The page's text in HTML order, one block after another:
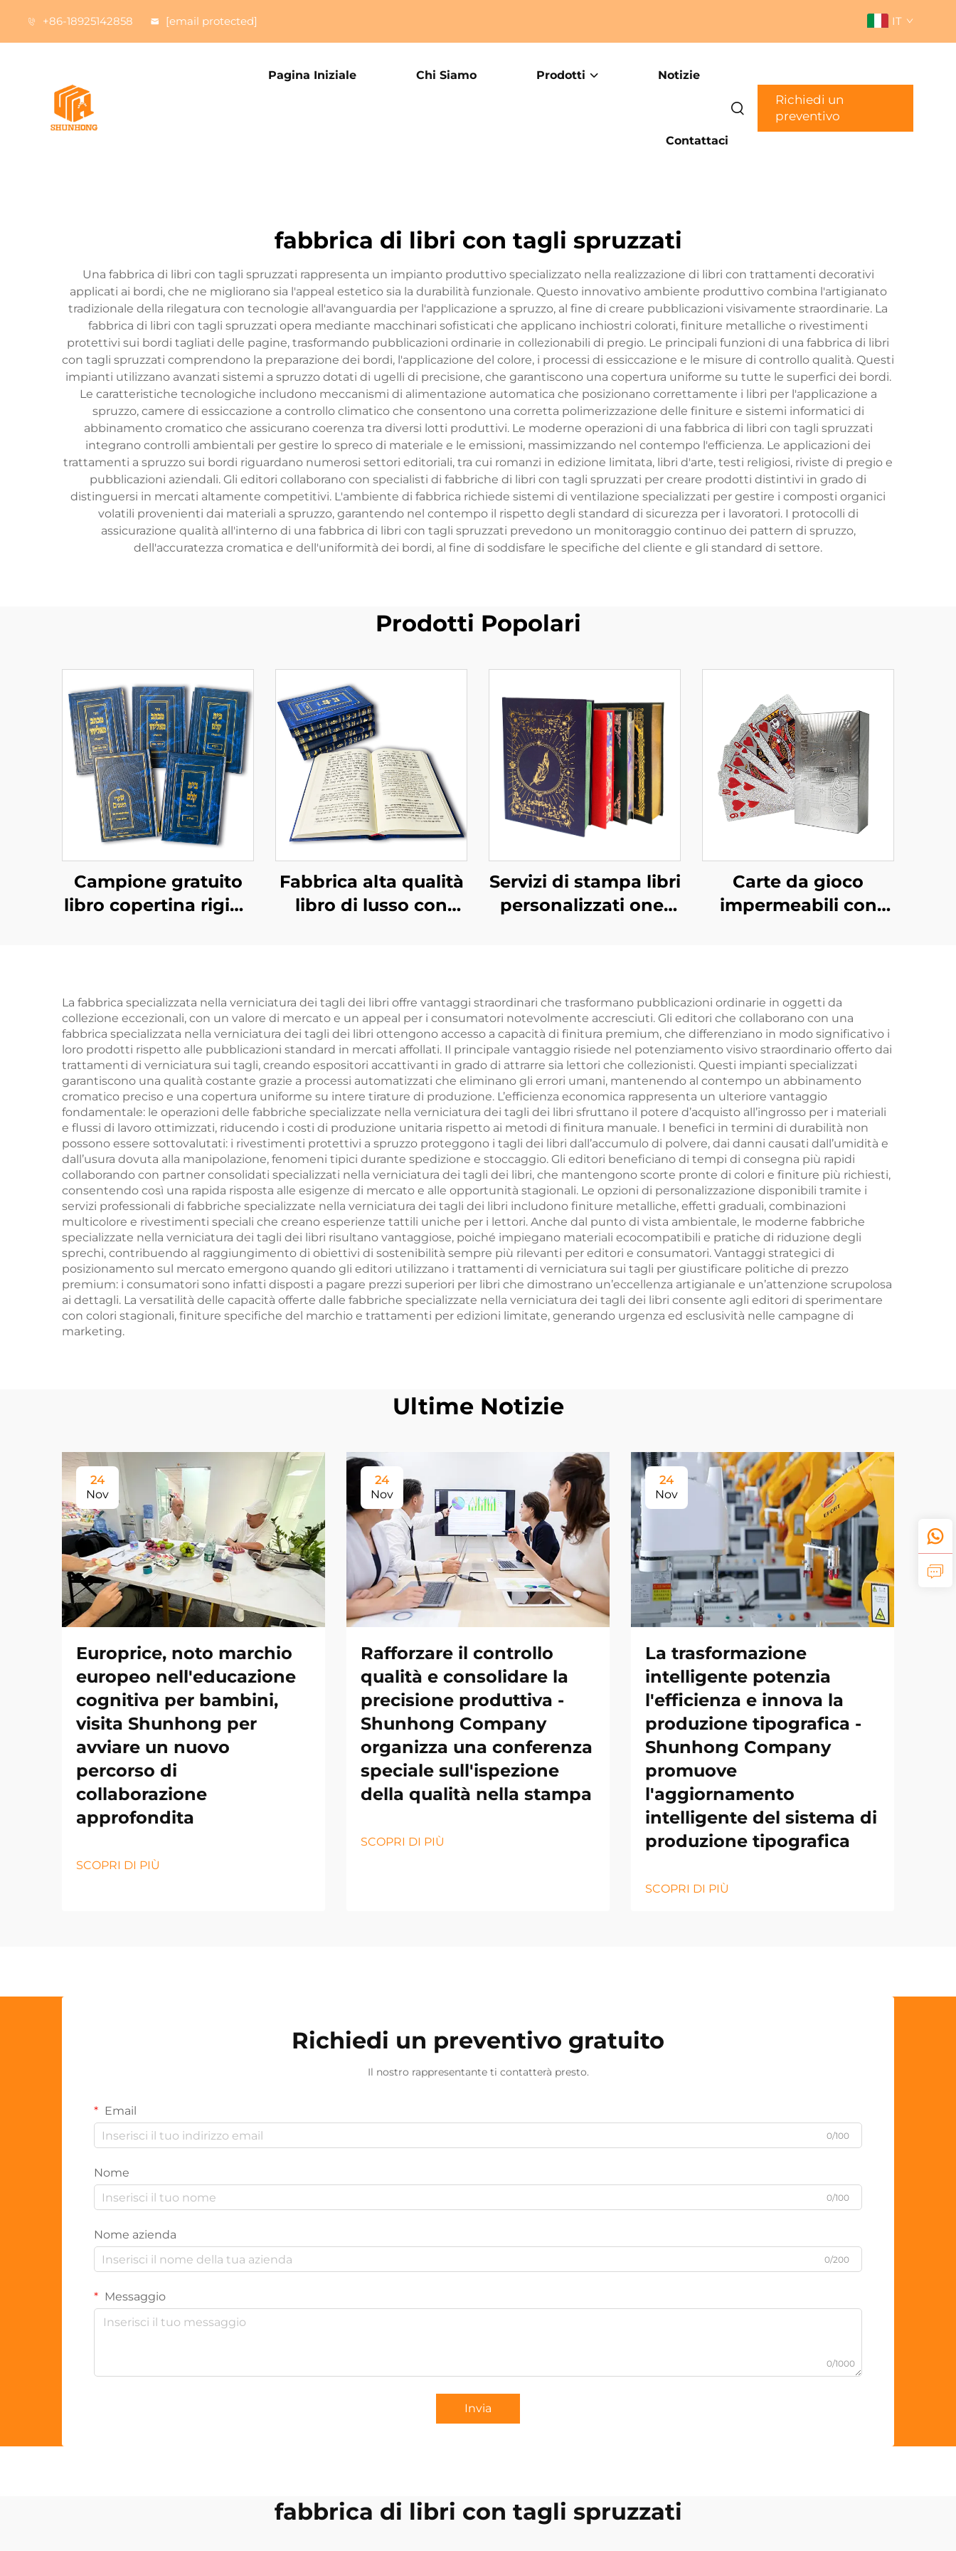
+86-18925142858 [email protected] IT
Pagina Iniziale Chi Siamo Prodotti Notizie
Contattaci
Richiedi un
preventivo
fabbrica di libri con tagli spruzzati
Una fabbrica di libri con tagli spruzzati rappresenta un impianto produttivo specializzato nella realizzazione di libri con trattamenti decorativi
applicati ai bordi, che ne migliorano sia l'appeal estetico sia la durabilità funzionale. Questo innovativo ambiente produttivo combina l'artigianato
tradizionale della rilegatura con tecnologie all'avanguardia per l'applicazione a spruzzo, al fine di creare pubblicazioni visivamente straordinarie. La
fabbrica di libri con tagli spruzzati opera mediante macchinari sofisticati che applicano inchiostri colorati, finiture metalliche o rivestimenti
protettivi sui bordi tagliati delle pagine, trasformando pubblicazioni ordinarie in collezionabili di pregio. Le principali funzioni di una fabbrica di libri
con tagli spruzzati comprendono la preparazione dei bordi, l'applicazione del colore, i processi di essiccazione e le misure di controllo qualità. Questi
impianti utilizzano avanzati sistemi a spruzzo dotati di ugelli di precisione, che garantiscono una copertura uniforme su tutte le superfici dei bordi.
Le caratteristiche tecnologiche includono meccanismi di alimentazione automatica che posizionano correttamente i libri per l'applicazione a
spruzzo, camere di essiccazione a controllo climatico che consentono una corretta polimerizzazione delle finiture e sistemi informatici di
abbinamento cromatico che assicurano coerenza tra diversi lotti produttivi. Le moderne operazioni di una fabbrica di libri con tagli spruzzati
integrano controlli ambientali per gestire lo spreco di materiale e le emissioni, massimizzando nel contempo l'efficienza. Le applicazioni dei
trattamenti a spruzzo sui bordi riguardano numerosi settori editoriali, tra cui romanzi in edizione limitata, libri d'arte, testi religiosi, riviste di pregio e
pubblicazioni aziendali. Gli editori collaborano con specialisti di fabbriche di libri con tagli spruzzati per creare prodotti distintivi in grado di
distinguersi in mercati altamente competitivi. L'ambiente di fabbrica richiede sistemi di ventilazione specializzati per gestire i composti organici
volatili provenienti dai materiali a spruzzo, garantendo nel contempo il rispetto degli standard di sicurezza per i lavoratori. I protocolli di
assicurazione qualità all'interno di una fabbrica di libri con tagli spruzzati prevedono un monitoraggio continuo dei pattern di spruzzo,
dell'accuratezza cromatica e dell'uniformità dei bordi, al fine di soddisfare le specifiche del cliente e gli standard di settore.
Prodotti Popolari
Campione gratuito
libro copertina rigida
personalizzati con
copertina rigida
servizio di stampa
Fabbrica alta qualità
libro di lusso con
e goffratura servizio
di stampa libro
copertina rigida
Servizi di stampa libri
personalizzati one-
libro foto copertina
rigida con bordi
dorati
Carte da gioco
impermeabili con
PVC plastica, carte
da poker
personalizzate
La fabbrica specializzata nella verniciatura dei tagli dei libri offre vantaggi straordinari che trasformano pubblicazioni ordinarie in oggetti da
collezione eccezionali, con un valore di mercato e un appeal per i consumatori notevolmente accresciuti. Gli editori che collaborano con una
fabbrica specializzata nella verniciatura dei tagli dei libri ottengono accesso a capacità di finitura premium, che differenziano in modo significativo i
loro prodotti rispetto alle pubblicazioni standard in mercati affollati. Il principale vantaggio risiede nel potenziamento visivo straordinario offerto dai
trattamenti di verniciatura sui tagli, creando espositori accattivanti in grado di attrarre sia lettori che collezionisti. Questi impianti specializzati
garantiscono una qualità costante grazie a processi automatizzati che eliminano gli errori umani, mantenendo al contempo un abbinamento
cromatico preciso e una copertura uniforme su intere tirature di produzione. L’efficienza economica rappresenta un ulteriore vantaggio
fondamentale: le operazioni delle fabbriche specializzate nella verniciatura dei tagli dei libri sfruttano il potere d’acquisto all’ingrosso per i materiali
e flussi di lavoro ottimizzati, riducendo i costi di produzione unitaria rispetto ai metodi di finitura manuale. I benefici in termini di durabilità non
possono essere sottovalutati: i rivestimenti protettivi a spruzzo proteggono i tagli dei libri dall’accumulo di polvere, dai danni causati dall’umidità e
dall’usura dovuta alla manipolazione, fenomeni tipici durante spedizione e stoccaggio. Gli editori beneficiano di tempi di consegna più rapidi
collaborando con partner consolidati specializzati nella verniciatura dei tagli dei libri, che mantengono scorte pronte di colori e finiture più richiesti,
consentendo così una rapida risposta alle esigenze di mercato e alle opportunità stagionali. Le opzioni di personalizzazione disponibili tramite i
servizi professionali di fabbriche specializzate nella verniciatura dei tagli dei libri includono finiture metalliche, effetti graduali, combinazioni
multicolore e rivestimenti speciali che creano esperienze tattili uniche per i lettori. Anche dal punto di vista ambientale, le moderne fabbriche
specializzate nella verniciatura dei tagli dei libri risultano vantaggiose, poiché impiegano materiali ecocompatibili e pratiche di riduzione degli
sprechi, contribuendo al raggiungimento di obiettivi di sostenibilità sempre più rilevanti per editori e consumatori. Vantaggi strategici di
posizionamento sul mercato emergono quando gli editori utilizzano i trattamenti di verniciatura sui tagli per giustificare politiche di prezzo
premium: i consumatori sono infatti disposti a pagare prezzi superiori per libri che dimostrano un’eccellenza artigianale e un’attenzione scrupolosa
ai dettagli. La versatilità delle capacità offerte dalle fabbriche specializzate nella verniciatura dei tagli dei libri consente agli editori di sperimentare
con colori stagionali, finiture specifiche del marchio e trattamenti per edizioni limitate, generando urgenza ed esclusività nelle campagne di
marketing.
Ultime Notizie
24
Nov
Europrice, noto marchio
europeo nell'educazione
cognitiva per bambini,
visita Shunhong per
avviare un nuovo
percorso di
collaborazione
approfondita
SCOPRI DI PIÙ
24
Nov
Rafforzare il controllo
qualità e consolidare la
precisione produttiva -
Shunhong Company
organizza una conferenza
speciale sull'ispezione
della qualità nella stampa
SCOPRI DI PIÙ
24
Nov
La trasformazione
intelligente potenzia
l'efficienza e innova la
produzione tipografica -
Shunhong Company
promuove
l'aggiornamento
intelligente del sistema di
produzione tipografica
SCOPRI DI PIÙ
Richiedi un preventivo gratuito
Il nostro rappresentante ti contatterà presto.
Email
0/100
Nome
0/100
Nome azienda
0/200
Messaggio
0/1000
Invia
fabbrica di libri con tagli spruzzati